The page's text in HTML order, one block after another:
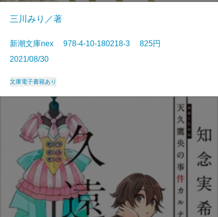
三川みり／著
新潮文庫nex 978-4-10-180218-3 825円
2021/08/30
文庫電子書籍あり